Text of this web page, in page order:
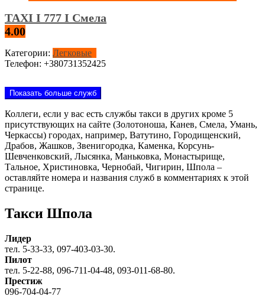
TAXI I 777 I Смела
4.00
Категории: Легковые
Телефон: +380731352425
Показать больше служб
Коллеги, если у вас есть службы такси в других кроме 5
присутствующих на сайте (Золотоноша, Канев, Смела, Умань,
Черкассы) городах, например, Ватутино, Городищенский,
Драбов, Жашков, Звенигородка, Каменка, Корсунь-
Шевченковский, Лысянка, Маньковка, Монастырище,
Тальное, Христиновка, Чернобай, Чигирин, Шпола –
оставляйте номера и названия служб в комментариях к этой
странице.
Такси Шпола
Лидер
тел. 5-33-33, 097-403-03-30.
Пилот
тел. 5-22-88, 096-711-04-48, 093-011-68-80.
Престиж
096-704-04-77